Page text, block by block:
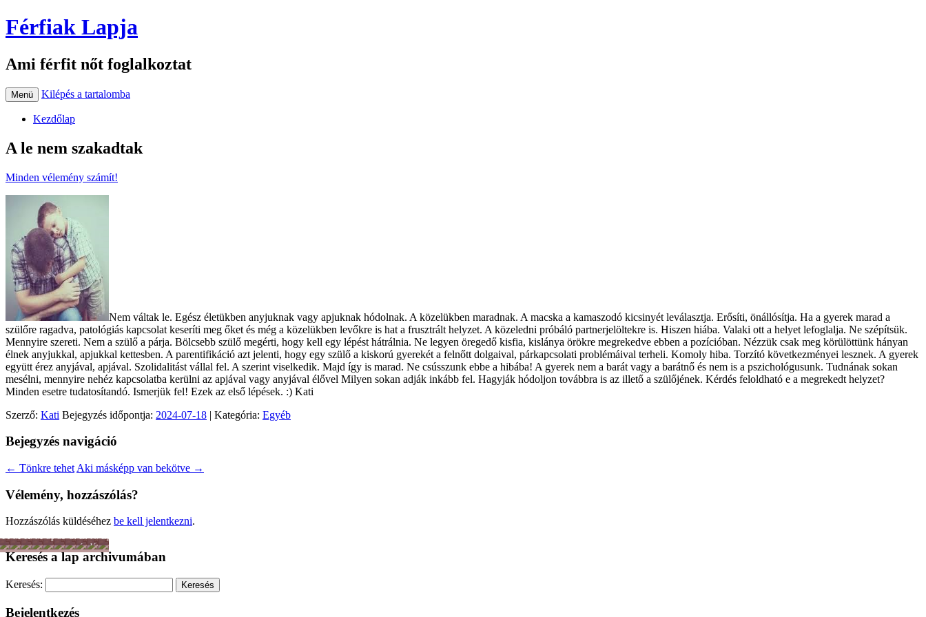
Férfiak Lapja
Ami férfit nőt foglalkoztat
Menü Kilépés a tartalomba
Kezdőlap
A le nem szakadtak
Minden vélemény számít!
Nem váltak le. Egész életükben anyjuknak vagy apjuknak hódolnak. A közelükben maradnak. A macska a kamaszodó kicsinyét leválasztja. Erősíti, önállósítja. Ha a gyerek marad a
szülőre ragadva, patológiás kapcsolat keseríti meg őket és még a közelükben levőkre is hat a frusztrált helyzet. A közeledni próbáló partnerjelöltekre is. Hiszen hiába. Valaki ott a helyet lefoglalja. Ne szépítsük.
Mennyire szereti. Nem a szülő a párja. Bölcsebb szülő megérti, hogy kell egy lépést hátrálnia. Ne legyen öregedő kisfia, kislánya örökre megrekedve ebben a pozícióban. Nézzük csak meg körülöttünk hányan
élnek anyjukkal, apjukkal kettesben. A parentifikáció azt jelenti, hogy egy szülő a kiskorú gyerekét a felnőtt dolgaival, párkapcsolati problémáival terheli. Komoly hiba. Torzító következményei lesznek. A gyerek
együtt érez anyjával, apjával. Szolidalitást vállal fel. A szerint viselkedik. Majd így is marad. Ne csússzunk ebbe a hibába! A gyerek nem a barát vagy a barátnő és nem is a pszichológusunk. Tudnának sokan
mesélni, mennyire nehéz kapcsolatba kerülni az apjával vagy anyjával élővel Milyen sokan adják inkább fel. Hagyják hódoljon továbbra is az illető a szülőjének. Kérdés feloldható e a megrekedt helyzet?
Minden esetre tudatosítandó. Ismerjük fel! Ezek az első lépések. :) Kati
Szerző: Kati Bejegyzés időpontja: 2024-07-18 | Kategória: Egyéb
Bejegyzés navigáció
← Tönkre tehet Aki másképp van bekötve →
Vélemény, hozzászólás?
Hozzászólás küldéséhez be kell jelentkezni.
Férfiszellem
Mai
család
HobbiMunka
Sport
-
Tánc
Mozgás
Színes
nagyvilág
Önkéntesség
Lélek
és
hit
Női
lét
Egyéb
Keresés a lap archivumában
Keresés:
Bejelentkezés